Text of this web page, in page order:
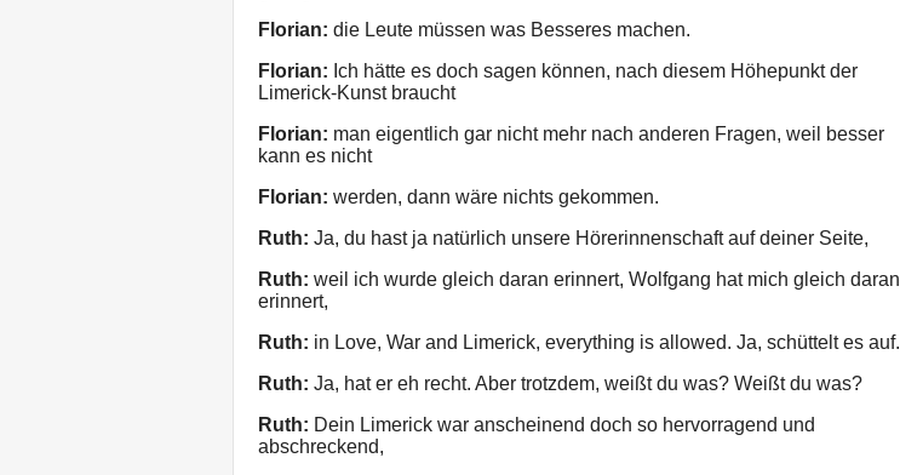
Florian: die Leute müssen was Besseres machen.
Florian: Ich hätte es doch sagen können, nach diesem Höhepunkt der
Limerick-Kunst braucht
Florian: man eigentlich gar nicht mehr nach anderen Fragen, weil besser
kann es nicht
Florian: werden, dann wäre nichts gekommen.
Ruth: Ja, du hast ja natürlich unsere Hörerinnenschaft auf deiner Seite,
Ruth: weil ich wurde gleich daran erinnert, Wolfgang hat mich gleich daran
erinnert,
Ruth: in Love, War and Limerick, everything is allowed. Ja, schüttelt es auf.
Ruth: Ja, hat er eh recht. Aber trotzdem, weißt du was? Weißt du was?
Ruth: Dein Limerick war anscheinend doch so hervorragend und
abschreckend,